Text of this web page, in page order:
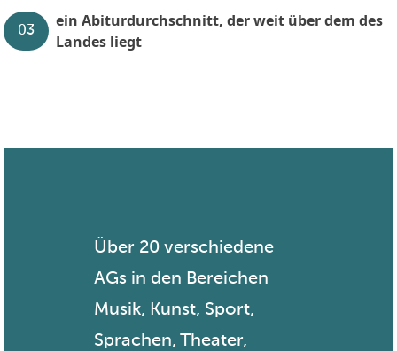
03
ein Abiturdurchschnitt, der weit über dem des
Landes liegt
Über 20 verschiedene
AGs in den Bereichen
Musik, Kunst, Sport,
Sprachen, Theater,